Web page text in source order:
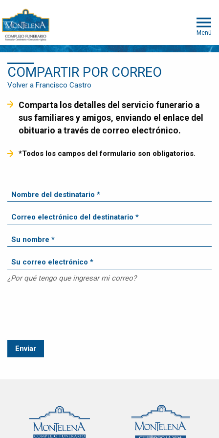
Menú
COMPARTIR POR CORREO
Volver a Francisco Castro
Comparta los detalles del servicio funerario a
sus familiares y amigos, enviando el enlace del
obituario a través de correo electrónico.
*Todos los campos del formulario son obligatorios.
¿Por qué tengo que ingresar mi correo?